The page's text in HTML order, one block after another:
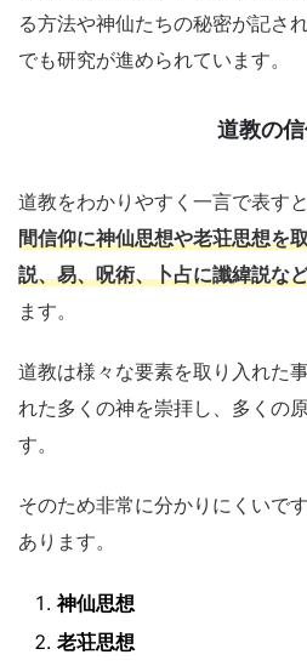
る方法や神仙たちの秘密が記さ
でも研究が進められています。
道教の
道教をわかりやすく一言で表すと
間信仰に神仙思想や老荘思想を
説、易、呪術、卜占に讖緯説な
ます。
道教は様々な要素を取り入れた
れた多くの神を崇拝し、多くの
す。
そのため非常に分かりにくいです
あります。
神仙思想
老荘思想